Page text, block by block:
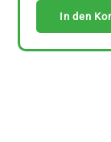
In den